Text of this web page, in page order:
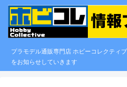
プラモデル通販専門店 ホビーコレクティ
をお知らせしていきます